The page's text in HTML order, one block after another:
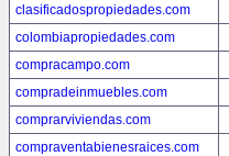
clasificadospropiedades.com
colombiapropiedades.com
compracampo.com
compradeinmuebles.com
comprarviviendas.com
compraventabienesraices.com